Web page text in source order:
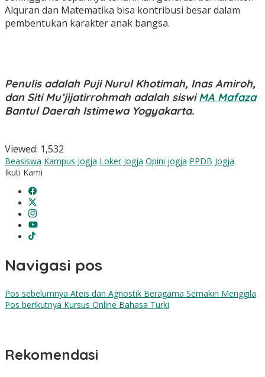
Alquran dan Matematika bisa kontribusi besar dalam
pembentukan karakter anak bangsa.
Penulis adalah Puji Nurul Khotimah, Inas Amiroh,
dan Siti Mu’jijatirrohmah adalah siswiMA Mafaza
Bantul Daerah Istimewa Yogyakarta.
Viewed: 1,532
Beasiswa Kampus Jogja Loker Jogja Opini jogja PPDB Jogja
Ikuti Kami
Navigasi pos
Pos sebelumnya Ateis dan Agnostik Beragama Semakin Menggila
Pos berikutnya Kursus Online Bahasa Turki
Rekomendasi